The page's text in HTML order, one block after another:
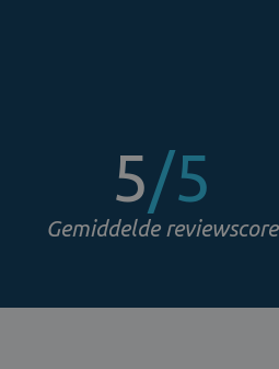
5/5
Gemiddelde reviewscore